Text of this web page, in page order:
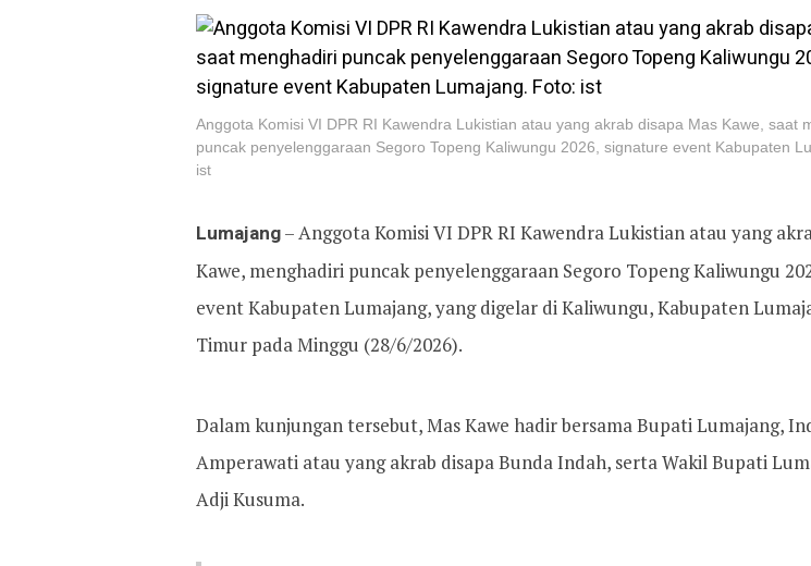
Anggota Komisi VI DPR RI Kawendra Lukistian atau yang akrab disapa Mas Kawe, saat
puncak penyelenggaraan Segoro Topeng Kaliwungu 2026, signature event Kabupaten
ist
Lumajang– Anggota Komisi VI DPR RI Kawendra Lukistian atau yang
Kawe, menghadiri puncak penyelenggaraan Segoro Topeng Kaliwungu
event Kabupaten Lumajang, yang digelar di Kaliwungu, Kabupaten
Timur pada Minggu (28/6/2026).
Dalam kunjungan tersebut, Mas Kawe hadir bersama Bupati Lumajang,
Amperawati atau yang akrab disapa Bunda Indah, serta Wakil Bupati
Adji Kusuma.